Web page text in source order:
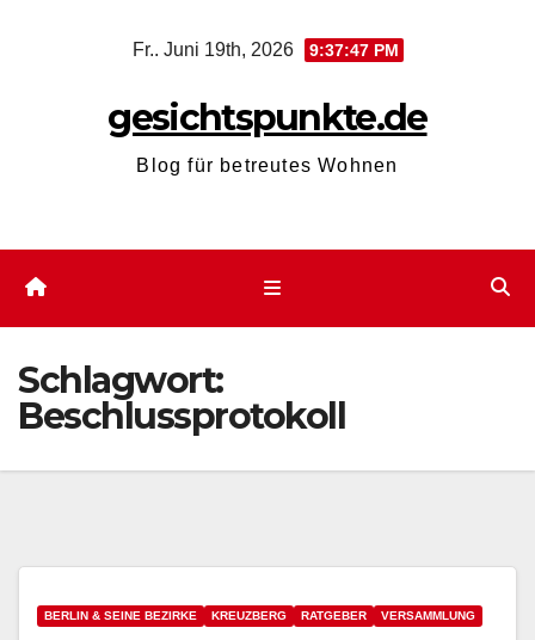
Fr.. Juni 19th, 2026 9:37:48 PM
gesichtspunkte.de
Blog für betreutes Wohnen
Schlagwort:
Beschlussprotokoll
BERLIN & SEINE BEZIRKE KREUZBERG RATGEBER VERSAMMLUNG